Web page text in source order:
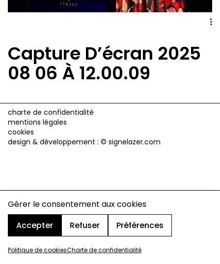
Gérer le consentement aux cookies
Accepter
Refuser Préférences
Politique de cookiesCharte de confidentialité
Capture D’écran 2025
08 06 À 12.00.09
charte de confidentialité
mentions légales
cookies
design & développement : © signelazer.com